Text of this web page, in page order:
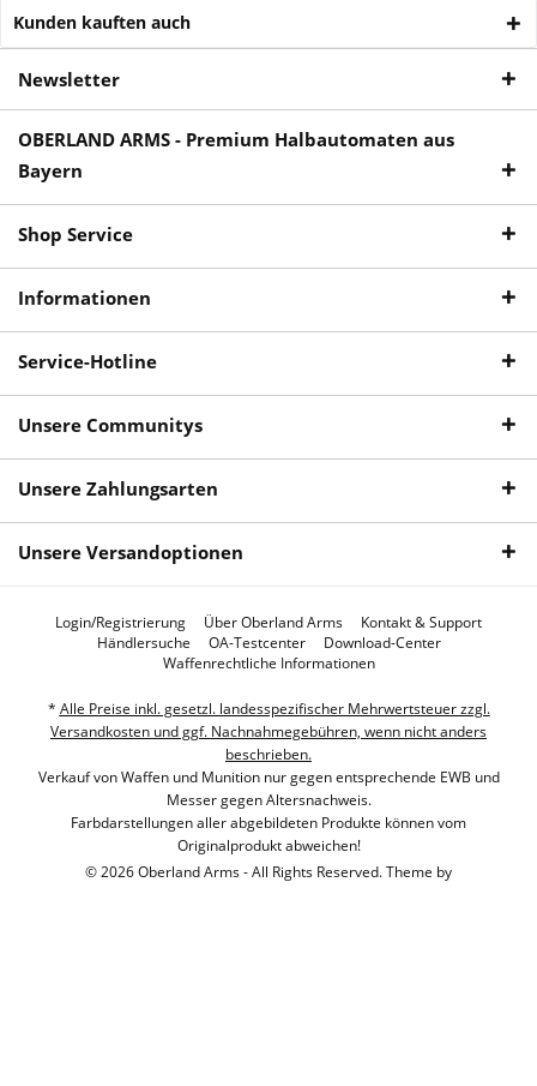
Kunden kauften auch
Newsletter
OBERLAND ARMS - Premium Halbautomaten aus
Bayern
Shop Service
Informationen
Service-Hotline
Unsere Communitys
Unsere Zahlungsarten
Unsere Versandoptionen
Login/Registrierung Über Oberland Arms
Kontakt & Support
Händlersuche
OA-Testcenter
Download-Center
Waffenrechtliche Informationen
* Alle Preise inkl. gesetzl. landesspezifischer Mehrwertsteuer zzgl.
Versandkosten und ggf. Nachnahmegebühren, wenn nicht anders
beschrieben.
Verkauf von Waffen und Munition nur gegen entsprechende EWB und
Messer gegen Altersnachweis.
Farbdarstellungen aller abgebildeten Produkte können vom
Originalprodukt abweichen!
© 2026 Oberland Arms - All Rights Reserved. Theme by